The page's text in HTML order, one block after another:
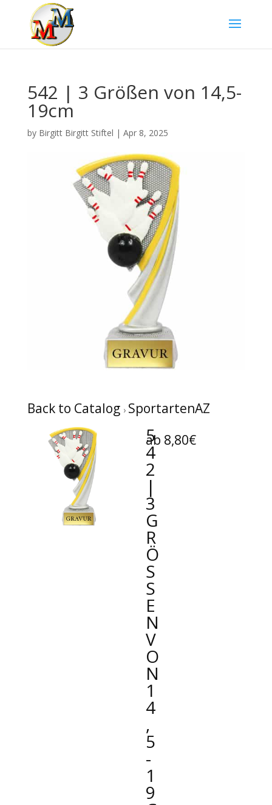
542 | 3 Größen von 14,5-
19cm
by Birgitt Birgitt Stiftel | Apr 8, 2025
Back to Catalog SportartenAZ
5
4
2
|
3
G
R
Ö
SS
E
N
V
O
N
1
4
,
5
-
1
9
C
ab 8,80€